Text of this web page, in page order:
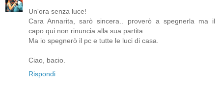
Un'ora senza luce!
Cara Annarita, sarò sincera.. proverò a spegnerla ma il
capo qui non rinuncia alla sua partita.
Ma io spegnerò il pc e tutte le luci di casa.
Ciao, bacio.
Rispondi